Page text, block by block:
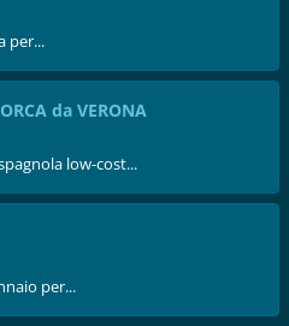
per...
da VERONA
low-cost...
per...